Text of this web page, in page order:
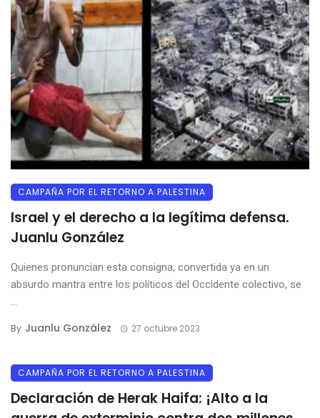
CAMPAÑA POR EL RETORNO A PALESTINA
Israel y el derecho a la legítima defensa.
Juanlu González
Quienes pronuncian esta consigna, convertida ya en un
absurdo mantra entre los políticos del Occidente colectivo, se
...
By Juanlu González 27 octubre 2023
CAMPAÑA POR EL RETORNO A PALESTINA
Declaración de Herak Haifa: ¡Alto a la